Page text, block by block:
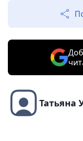
Татьяна